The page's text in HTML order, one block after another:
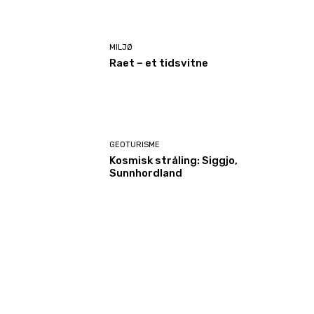
MILJØ
Raet – et tidsvitne
GEOTURISME
Kosmisk stråling: Siggjo,
Sunnhordland